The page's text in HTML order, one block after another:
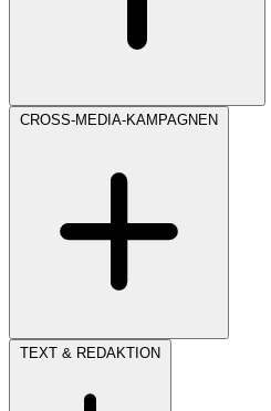
CROSS-MEDIA-KAMPAGNEN
TEXT & REDAKTION